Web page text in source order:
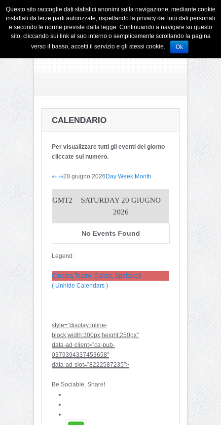
CALENDARIO
Per visualizzare tutti gli eventi del giorno
cliccate sul numero.
⇐ ⇒20 giugno 2026Day Week Month
GMT2
SATURDAY 20 GIUGNO
2026
No Events Found
Legend:
Cinema,Teatro, Danza, Spettacoli
( Unhide Calendars )
style=”display:inline-
block;width:300px;height:250px”
data-ad-client=”ca-pub-
0379394337453658″
data-ad-slot=”8222587235″>
Be Sociable, Share!
Questo sito raccoglie dati statistici anonimi sulla navigazione, mediante cookie
installati da terze parti autorizzate, rispettando la privacy dei tuoi dati personali
e secondo le norme previste dalla legge. Continuando a navigare su questo
sito, cliccando sui link al suo interno o semplicemente scrollando la pagina
verso il basso, accetti il servizio e gli stessi cookie.
Ok